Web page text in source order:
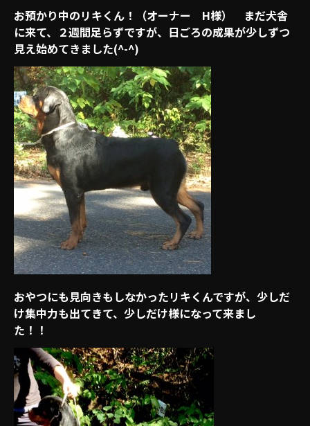
お預かり中のリキくん！（オーナー H様） まだ犬舎
に来て、２週間足らずですが、日ごろの成果が少しずつ
見え始めてきました(^-^)
おやつにも見向きもしなかったリキくんですが、少しだ
け集中力も出てきて、少しだけ様になって来まし
た！！